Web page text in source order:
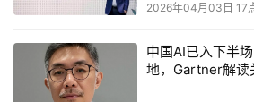
AMD还正在不断扩大数据中心解决
对多种工作负载优化的下一代高性能
2026年04月03日 17
中国AI已入下半
地，Gartner解读